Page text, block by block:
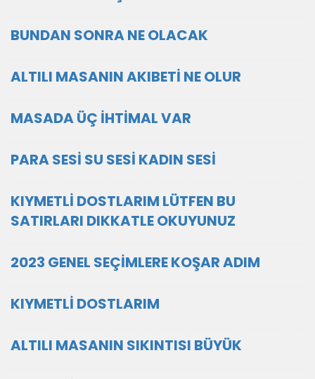
BUNDAN SONRA NE OLACAK
ALTILI MASANIN AKIBETİ NE OLUR
MASADA ÜÇ İHTİMAL VAR
PARA SESİ SU SESİ KADIN SESİ
KIYMETLİ DOSTLARIM LÜTFEN BU
SATIRLARI DIKKATLE OKUYUNUZ
2023 GENEL SEÇİMLERE KOŞAR ADIM
KIYMETLİ DOSTLARIM
ALTILI MASANIN SIKINTISI BÜYÜK